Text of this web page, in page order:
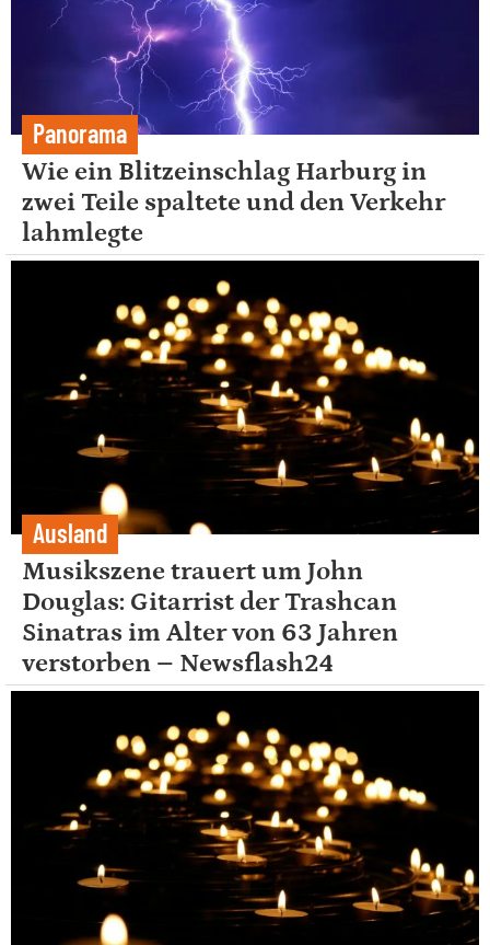
Panorama
Wie ein Blitzeinschlag Harburg in
zwei Teile spaltete und den Verkehr
lahmlegte
Ausland
Musikszene trauert um John
Douglas: Gitarrist der Trashcan
Sinatras im Alter von 63 Jahren
verstorben – Newsflash24